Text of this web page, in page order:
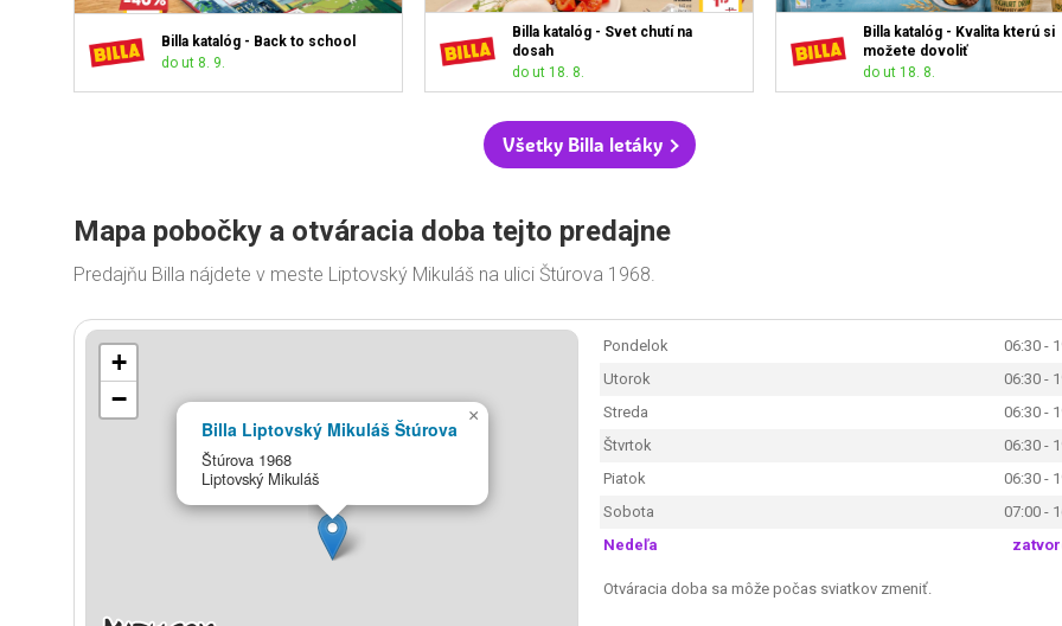
Billa katalóg - Back to school
do ut 8. 9.
Billa katalóg - Svet chutí na
dosah
do ut 18. 8.
Billa katalóg - Kvalita kterú si
možete dovoliť
do ut 18. 8.
Všetky Billa letáky
Mapa pobočky a otváracia doba tejto predajne
Predajňu Billa nájdete v meste Liptovský Mikuláš na ulici Štúrova 1968.
Billa Liptovský Mikuláš Štúrova
Štúrova 1968
Liptovský Mikuláš
×
+
−
Pondelok
06:30 -
Utorok
06:30 -
Streda
06:30 -
Štvrtok
06:30 -
Piatok
06:30 -
Sobota
07:00 -
Nedeľa
Otváracia doba sa môže počas sviatkov zmeniť.